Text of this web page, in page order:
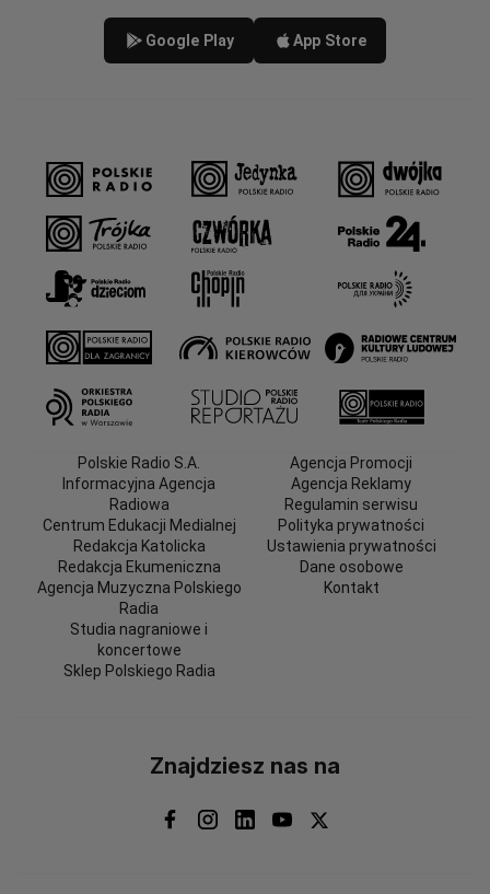
Google Play App Store
Polskie Radio S.A.
Informacyjna Agencja
Radiowa
Centrum Edukacji Medialnej
Redakcja Katolicka
Redakcja Ekumeniczna
Agencja Muzyczna Polskiego
Radia
Studia nagraniowe i
koncertowe
Sklep Polskiego Radia
Agencja Promocji
Agencja Reklamy
Regulamin serwisu
Polityka prywatności
Ustawienia prywatności
Dane osobowe
Kontakt
Znajdziesz nas na